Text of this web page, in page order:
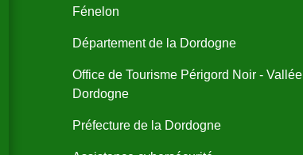
Fénelon
Département de la Dordogne
Office de Tourisme Périgord Noir - Vallée
Dordogne
Préfecture de la Dordogne